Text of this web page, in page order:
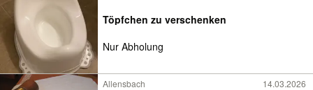
Töpfchen zu verschenken
Nur Abholung
Allensbach 14.03.2026